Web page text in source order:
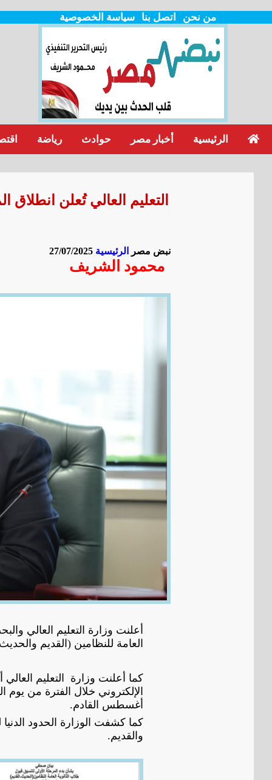
من نحن اتصل بنا سياسة الخصوصية
رياضة حوادث أخبار مصر الرئيسية
نبض مصر الرئيسية27/07/2025
محمود الشريف
أعلنت وزارة التعليم العالي
العامة للنظامين (القديم
كما أعلنت وزارة التعليم
أغسطس القادم.
كما كشفت الوزارة الحدود
والقديم.